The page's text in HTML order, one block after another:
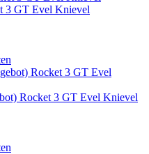
3 GT Evel Knievel
Rocket 3 GT Evel Knievel